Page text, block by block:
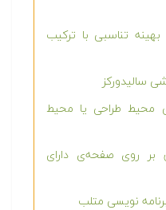
تناسبی با ترکیب
سالیدورکز
محیط طراحی یا محیط
بر روی صفحه‌ی دارای
نویسی متلب